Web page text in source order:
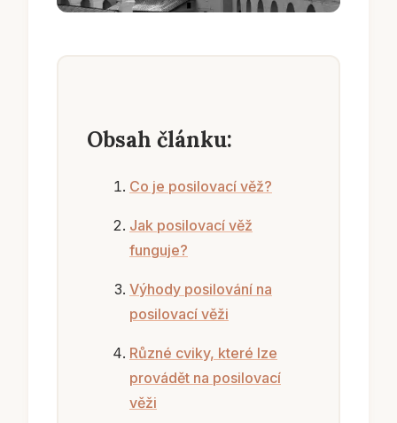
Obsah článku:
Co je posilovací věž?
Jak posilovací věž
funguje?
Výhody posilování na
posilovací věži
Různé cviky, které lze
provádět na posilovací
věži